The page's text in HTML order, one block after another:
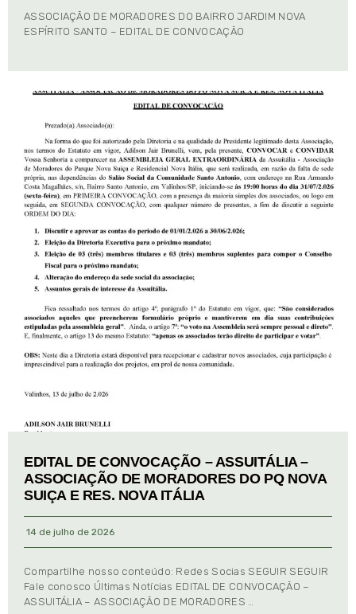
ASSOCIAÇÃO DE MORADORES DO BAIRRO JARDIM NOVA
ESPÍRITO SANTO – EDITAL DE CONVOCAÇÃO
EDITAL DE CONVOCAÇÃO – ASSUITÁLIA –
ASSOCIAÇÃO DE MORADORES DO PQ NOVA
SUIÇA E RES. NOVA ITÁLIA
14 de julho de 2026
Compartilhe nosso conteúdo: Redes Socias SEGUIR SEGUIR
Fale conosco Últimas Notícias EDITAL DE CONVOCAÇÃO –
ASSUITÁLIA – ASSOCIAÇÃO DE MORADORES …